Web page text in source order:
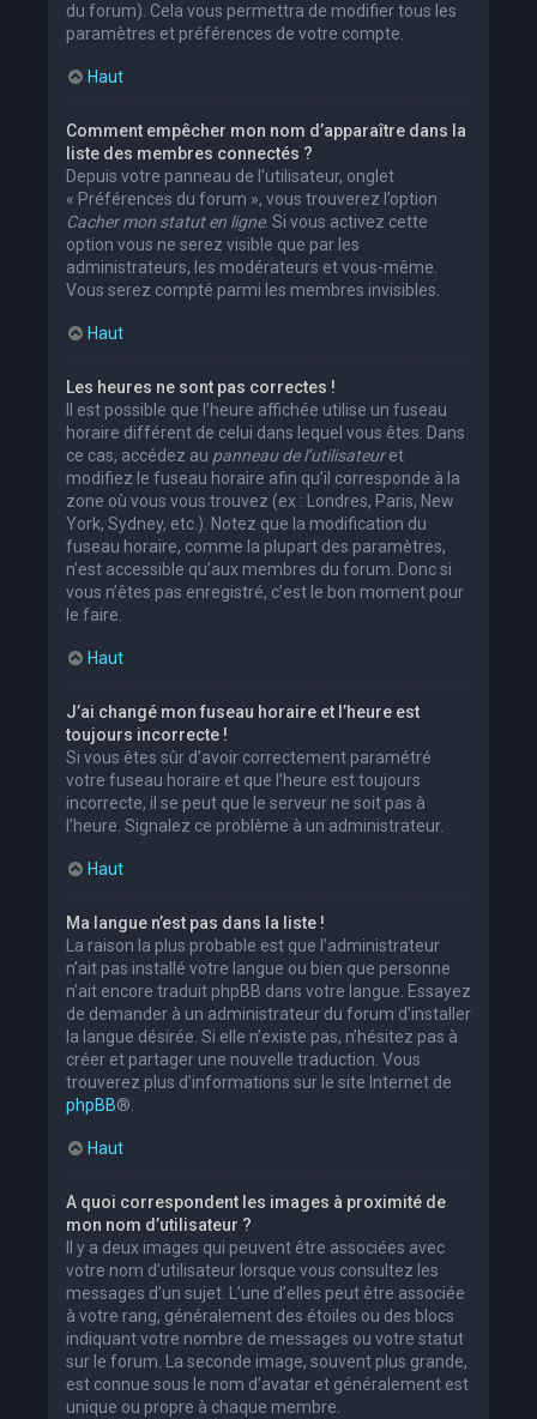
du forum). Cela vous permettra de modifier tous les
paramètres et préférences de votre compte.
Haut
Comment empêcher mon nom d’apparaître dans la
liste des membres connectés ?
Depuis votre panneau de l’utilisateur, onglet
« Préférences du forum », vous trouverez l’option
Cacher mon statut en ligne. Si vous activez cette
option vous ne serez visible que par les
administrateurs, les modérateurs et vous-même.
Vous serez compté parmi les membres invisibles.
Haut
Les heures ne sont pas correctes !
Il est possible que l’heure affichée utilise un fuseau
horaire différent de celui dans lequel vous êtes. Dans
ce cas, accédez au panneau de l’utilisateuret
modifiez le fuseau horaire afin qu’il corresponde à la
zone où vous vous trouvez (ex : Londres, Paris, New
York, Sydney, etc.). Notez que la modification du
fuseau horaire, comme la plupart des paramètres,
n’est accessible qu’aux membres du forum. Donc si
vous n’êtes pas enregistré, c’est le bon moment pour
le faire.
Haut
J’ai changé mon fuseau horaire et l’heure est
toujours incorrecte !
Si vous êtes sûr d’avoir correctement paramétré
votre fuseau horaire et que l’heure est toujours
incorrecte, il se peut que le serveur ne soit pas à
l’heure. Signalez ce problème à un administrateur.
Haut
Ma langue n’est pas dans la liste !
La raison la plus probable est que l’administrateur
n’ait pas installé votre langue ou bien que personne
n’ait encore traduit phpBB dans votre langue. Essayez
de demander à un administrateur du forum d’installer
la langue désirée. Si elle n’existe pas, n’hésitez pas à
créer et partager une nouvelle traduction. Vous
trouverez plus d’informations sur le site Internet de
phpBB®.
Haut
A quoi correspondent les images à proximité de
mon nom d’utilisateur ?
Il y a deux images qui peuvent être associées avec
votre nom d’utilisateur lorsque vous consultez les
messages d’un sujet. L’une d’elles peut être associée
à votre rang, généralement des étoiles ou des blocs
indiquant votre nombre de messages ou votre statut
sur le forum. La seconde image, souvent plus grande,
est connue sous le nom d’avatar et généralement est
unique ou propre à chaque membre.